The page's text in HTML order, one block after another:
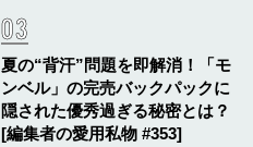
夏の“背汗”問題を即解消！「モ
ンベル」の完売バックパックに
隠された優秀過ぎる秘密とは？
[編集者の愛用私物 #353]